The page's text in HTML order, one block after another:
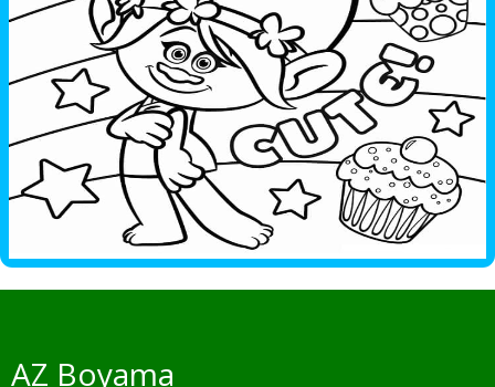
AZ Boyama